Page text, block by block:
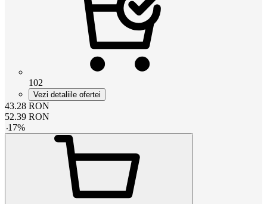
102
Vezi detaliile ofertei
43.28 RON
52.39 RON
-17%